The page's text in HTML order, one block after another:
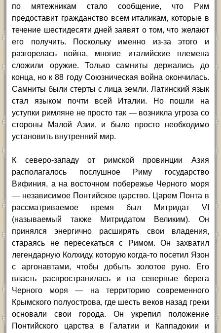
по мятежникам стало сообщение, что Рим
предоставит гражданство всем италикам, которые в
течение шестидесяти дней заявят о том, что желают
его получить. Поскольку именно из-за этого и
разгорелась война, многие италийские племена
сложили оружие. Только самниты держались до
конца, но к 88 году Союзническая война окончилась.
Самниты были стерты с лица земли. Латинский язык
стал языком почти всей Италии. Но пошли на
уступки римляне не просто так — возникла угроза со
стороны Малой Азии, и было просто необходимо
установить внутренний мир.
К северо-западу от римской провинции Азия
располагалось послушное Риму государство
Вифиния, а на восточном побережье Черного моря
— независимое Понтийское царство. Царем Понта в
рассматриваемое время был Митридат VI
(называемый также Митридатом Великим). Он
принялся энергично расширять свои владения,
стараясь не пересекаться с Римом. Он захватил
легендарную Колхиду, которую когда-то посетил Язон
с аргонавтами, чтобы добыть золотое руно. Его
власть распространилась и на северные берега
Черного моря — на территорию современного
Крымского полуострова, где шесть веков назад греки
основали свои города. Он укрепил положение
Понтийского царства в Галатии и Каппадокии и